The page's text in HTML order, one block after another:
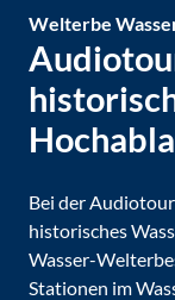
Welterbe
Bei der
historisches
Wasser-
Stationen im